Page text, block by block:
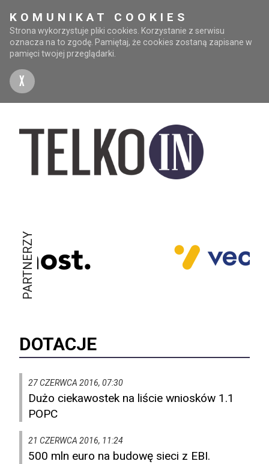
KOMUNIKAT COOKIES
Strona wykorzystuje pliki cookies. Korzystanie z serwisu
oznacza na to zgodę. Pamiętaj, że cookies zostaną zapisane w
pamięci twojej przeglądarki.
X
PARTNERZY
DOTACJE
27 CZERWCA 2016, 07:30
Dużo ciekawostek na liście wniosków 1.1
POPC
21 CZERWCA 2016, 11:24
500 mln euro na budowę sieci z EBI.